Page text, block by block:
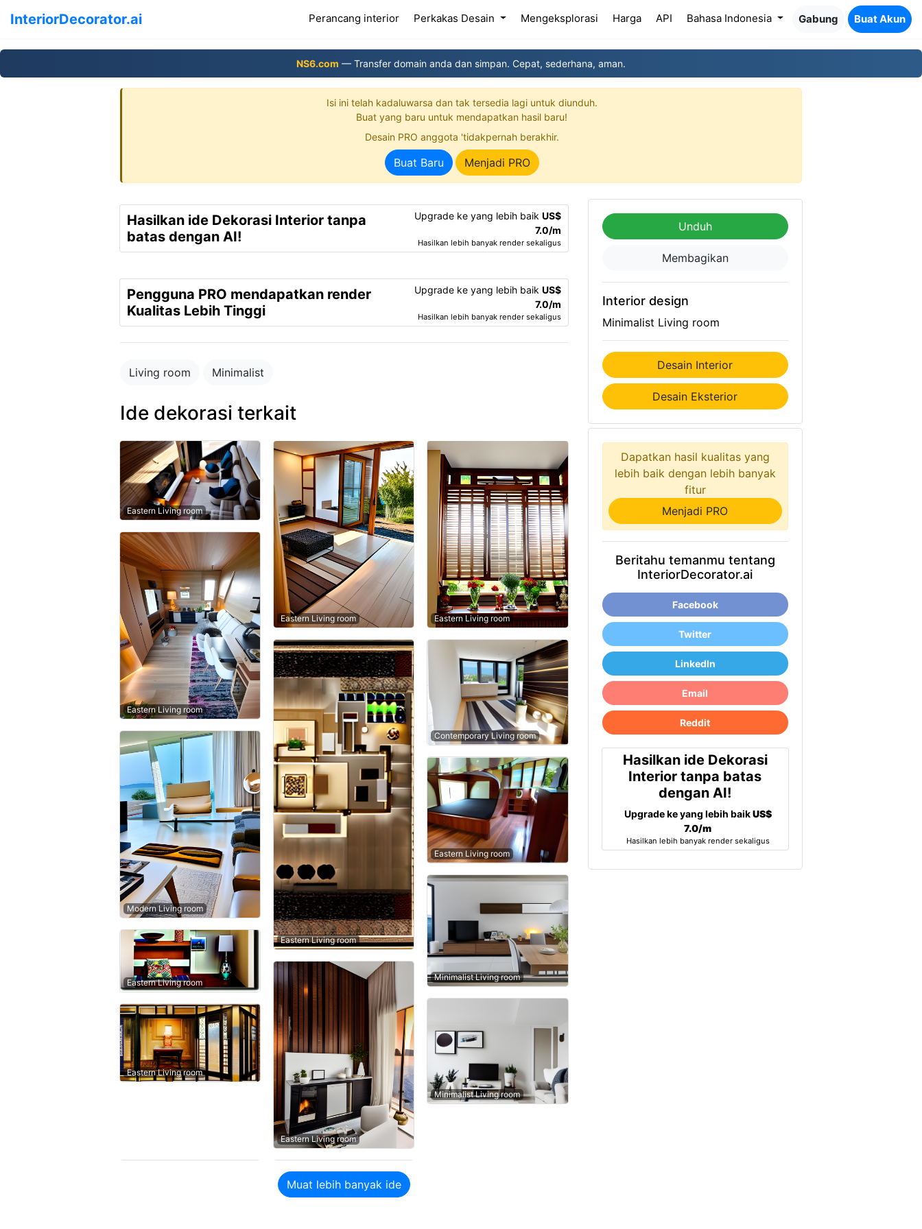
InteriorDecorator.ai Perancang interior(current)
Perkakas Desain Mengeksplorasi Harga API Bahasa Indonesia Gabung Buat Akun
NS6.com — Transfer domain anda dan simpan. Cepat, sederhana, aman.
Isi ini telah kadaluwarsa dan tak tersedia lagi untuk diunduh.
Buat yang baru untuk mendapatkan hasil baru!
Desain PRO anggota 'tidakpernah berakhir.
Buat Baru Menjadi PRO
Hasilkan ide Dekorasi Interior tanpa
batas dengan AI!
Upgrade ke yang lebih baik US$
7.0/m
Hasilkan lebih banyak render sekaligus
Pengguna PRO mendapatkan render
Kualitas Lebih Tinggi
Upgrade ke yang lebih baik US$
7.0/m
Hasilkan lebih banyak render sekaligus
Living room Minimalist
Ide dekorasi terkait
Eastern Living room
Eastern Living room
Modern Living room
Eastern Living room
Eastern Living room
Eastern Living room
Eastern Living room
Eastern Living room
Eastern Living room
Contemporary Living room
Eastern Living room
Minimalist Living room
Minimalist Living room
Muat lebih banyak ide
Unduh
Membagikan
Interior design
Minimalist Living room
Desain Interior
Desain Eksterior
Dapatkan hasil kualitas yang
lebih baik dengan lebih banyak
fitur
Menjadi PRO
Beritahu temanmu tentang
InteriorDecorator.ai
Facebook
Twitter
LinkedIn
Email
Reddit
Hasilkan ide Dekorasi
Interior tanpa batas
dengan AI!
Upgrade ke yang lebih baikUS$
7.0/m
Hasilkan lebih banyak render sekaligus